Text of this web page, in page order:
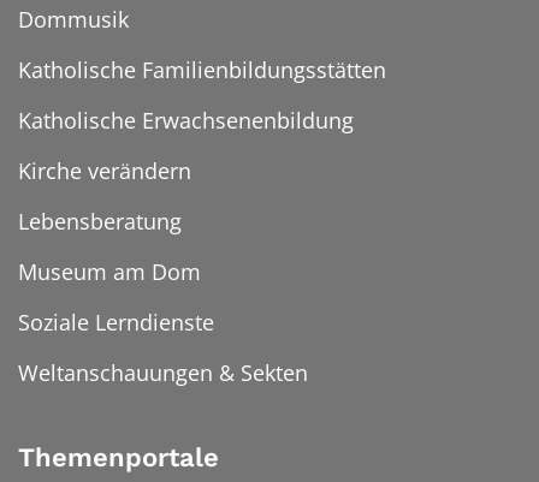
Dommusik
Katholische Familienbildungsstätten
Katholische Erwachsenenbildung
Kirche verändern
Lebensberatung
Museum am Dom
Soziale Lerndienste
Weltanschauungen & Sekten
Themenportale